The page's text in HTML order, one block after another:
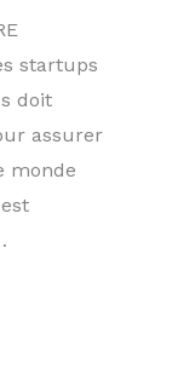
startups
doit
assurer
monde